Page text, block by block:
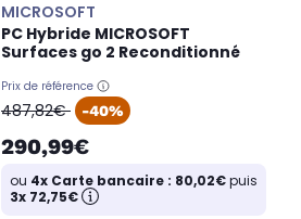
MICROSOFT
PC Hybride MICROSOFT
Surfaces go 2 Reconditionné
Prix de référence
oldPrice
487,82€ -40%
290,99€
ou 4x Carte bancaire : 80,02€puis
3x 72,75€